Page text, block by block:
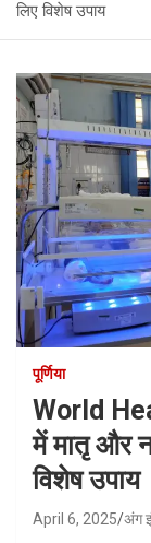
लिए विशेष उपाय
पूर्णिया
World
में मातृ और
विशेष उपाय
April 6, 2025 अंग